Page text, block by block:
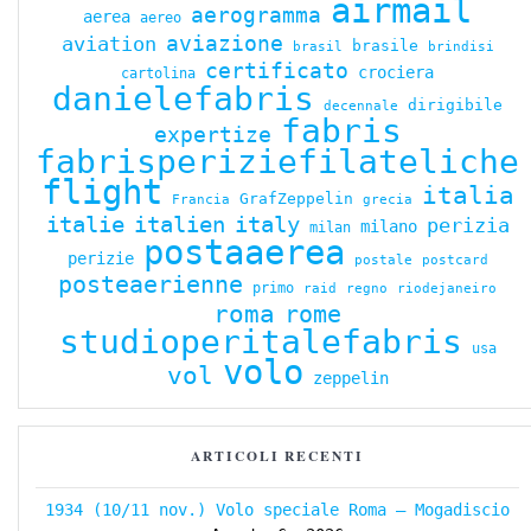
aerea aereo aerogramma airmail
aviation aviazione brasil brasile
brindisi
cartolina
certificato crociera
danielefabris decennale dirigibile
expertize fabris
fabrisperiziefilateliche
flight Francia GrafZeppelin grecia italia
italie italien italy milan milano perizia
perizie postaaerea postale postcard
posteaerienne primo raid regno riodejaneiro
roma rome
studioperitalefabris usa
vol volo zeppelin
ARTICOLI RECENTI
1934 (10/11 nov.) Volo speciale Roma – Mogadiscio